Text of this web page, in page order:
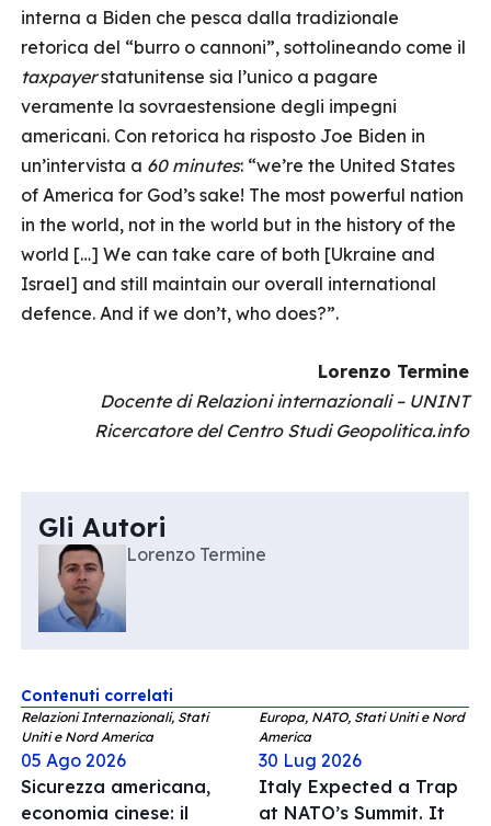
interna a Biden che pesca dalla tradizionale
retorica del “burro o cannoni”, sottolineando come il
taxpayerstatunitense sia l’unico a pagare
veramente la sovraestensione degli impegni
americani. Con retorica ha risposto Joe Biden in
un’intervista a 60 minutes: “we’re the United States
of America for God’s sake! The most powerful nation
in the world, not in the world but in the history of the
world […] We can take care of both [Ukraine and
Israel] and still maintain our overall international
defence. And if we don’t, who does?”.
Lorenzo Termine
Docente di Relazioni internazionali – UNINT
Ricercatore del Centro Studi Geopolitica.info
Gli Autori
Lorenzo Termine
Contenuti correlati
Relazioni Internazionali, Stati
Uniti e Nord America
05 Ago 2026
Sicurezza americana,
economia cinese: il
Europa, NATO, Stati Uniti e Nord
America
30 Lug 2026
Italy Expected a Trap
at NATO’s Summit. It